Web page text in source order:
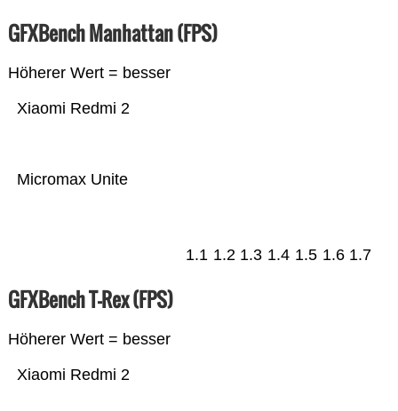
GFXBench Manhattan (FPS)
Höherer Wert = besser
Micromax Unite
Xiaomi Redmi 2
1.1 1.2 1.3 1.4 1.5 1.6 1.7
GFXBench T-Rex (FPS)
Höherer Wert = besser
Xiaomi Redmi 2